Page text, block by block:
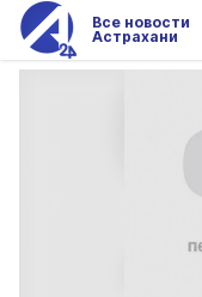
Все новости
Астрахани